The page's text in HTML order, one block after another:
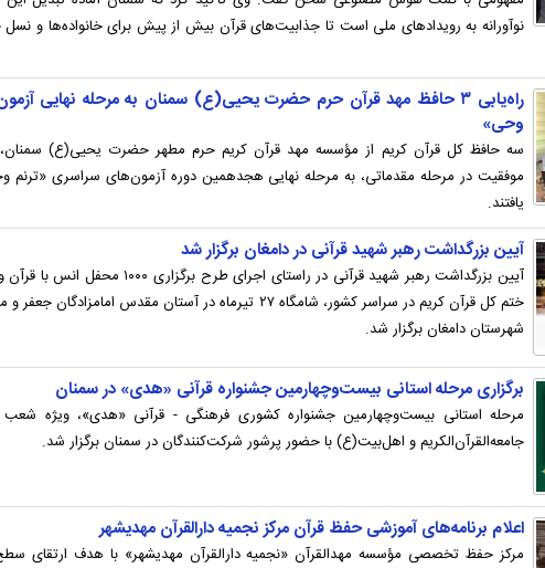
نوآورانه به رویدادهای ملی است تا جذابیت‌های قرآن بیش از پیش برای خانواده‌ها و
راه‌یابی ۳ حافظ مهد قرآن حرم حضرت یحیی(ع) سمنان به مرحله نهایی
وحی»
سه حافظ کل قرآن کریم از مؤسسه مهد قرآن کریم حرم مطهر حضرت یحیی(ع)
موفقیت در مرحله مقدماتی، به مرحله نهایی هجدهمین دوره آزمون‌های سراسری «ترنم
یافتند.
آیین بزرگداشت رهبر شهید قرآنی در دامغان برگزار شد
آیین بزرگداشت رهبر شهید قرآنی در راستای اجرای طرح برگزاری
ختم کل قرآن کریم در سراسر کشور، شامگاه ۲۷ تیرماه در آستان مقدس
شهرستان دامغان برگزار شد.
برگزاری مرحله استانی بیست‌وچهارمین جشنواره قرآنی «هدی» در سمنان
مرحله استانی بیست‌وچهارمین جشنواره کشوری فرهنگی - قرآنی «هدی»، ویژه
جامعه‌القرآن‌الکریم و اهل‌بیت(ع) با حضور پرشور شرکت‌کنندگان در سمنان برگزار شد.
اعلام برنامه‌های آموزشی حفظ قرآن مرکز نجمیه دارالقرآن مهدیشهر
مرکز حفظ تخصصی مؤسسه مهدالقرآن «نجمیه دارالقرآن مهدیشهر» با هدف ارتقای